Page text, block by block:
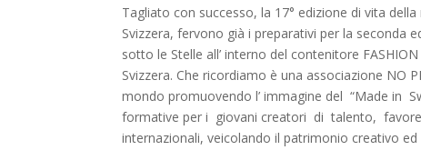
Tagliato con successo, la 17° edizione di vita
Svizzera, fervono già i preparativi per la seconda
sotto le Stelle all’ interno del contenitore
Svizzera. Che ricordiamo è una associazione
mondo promuovendo l’ immagine del “Made in
formative per i giovani creatori di talento,
internazionali, veicolando il patrimonio creativo